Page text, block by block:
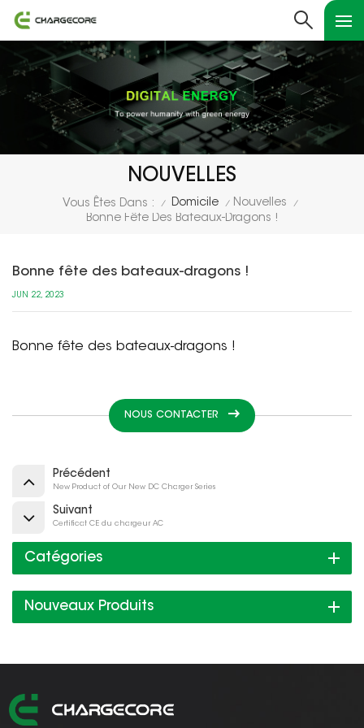
NOUVELLES
Vous Êtes Dans : / Domicile / Nouvelles /
Bonne Fête Des Bateaux-Dragons !
Bonne fête des bateaux-dragons !
JUN 22, 2023
Bonne fête des bateaux-dragons !
NOUS CONTACTER
Précédent
New Product of Our New DC Charger Series
Suivant
Certificat CE du chargeur AC
Catégories
Nouveaux Produits